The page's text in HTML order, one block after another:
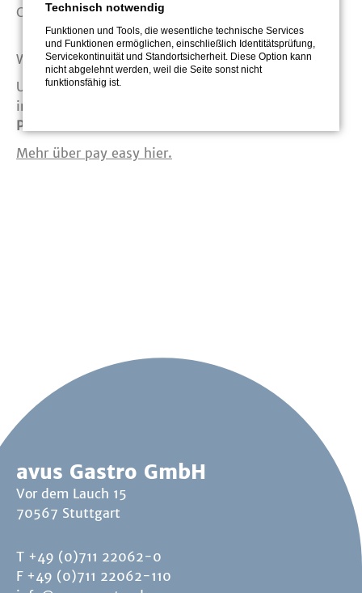
Oder bucht direkt eine Demo vor Ort:
Wir freuen uns auf euch!
Unser Rezept, das zu eurem Erfolg wird, lässt sich
in einer Formel zusammenfassen:
Pick IT. Scan IT. Love IT.
Mehr über pay easy hier.
avus Gastro GmbH
Vor dem Lauch 15
70567 Stuttgart
T +49 (0)711 22062-0
F +49 (0)711 22062-110
Technisch notwendig
Funktionen und Tools, die wesentliche technische Services
und Funktionen ermöglichen, einschließlich Identitätsprüfung,
Servicekontinuität und Standortsicherheit. Diese Option kann
nicht abgelehnt werden, weil die Seite sonst nicht
funktionsfähig ist.